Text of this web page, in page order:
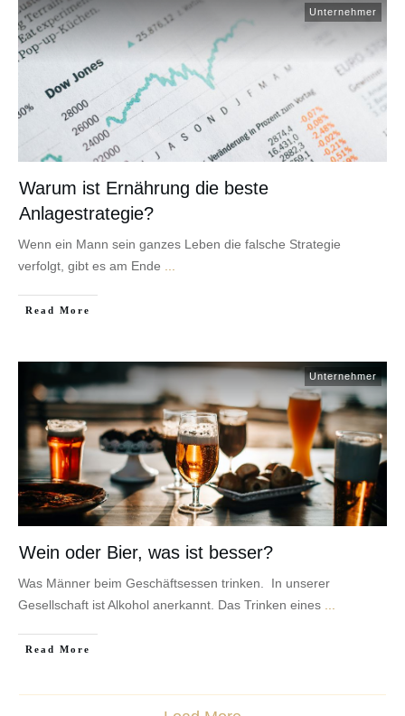
Unternehmer
Warum ist Ernährung die beste
Anlagestrategie?
Wenn ein Mann sein ganzes Leben die falsche Strategie
verfolgt, gibt es am Ende
​Read More
Unternehmer
Wein oder Bier, was ist besser?
Was Männer beim Geschäftsessen trinken. In unserer
Gesellschaft ist Alkohol anerkannt. Das Trinken eines
​Read More